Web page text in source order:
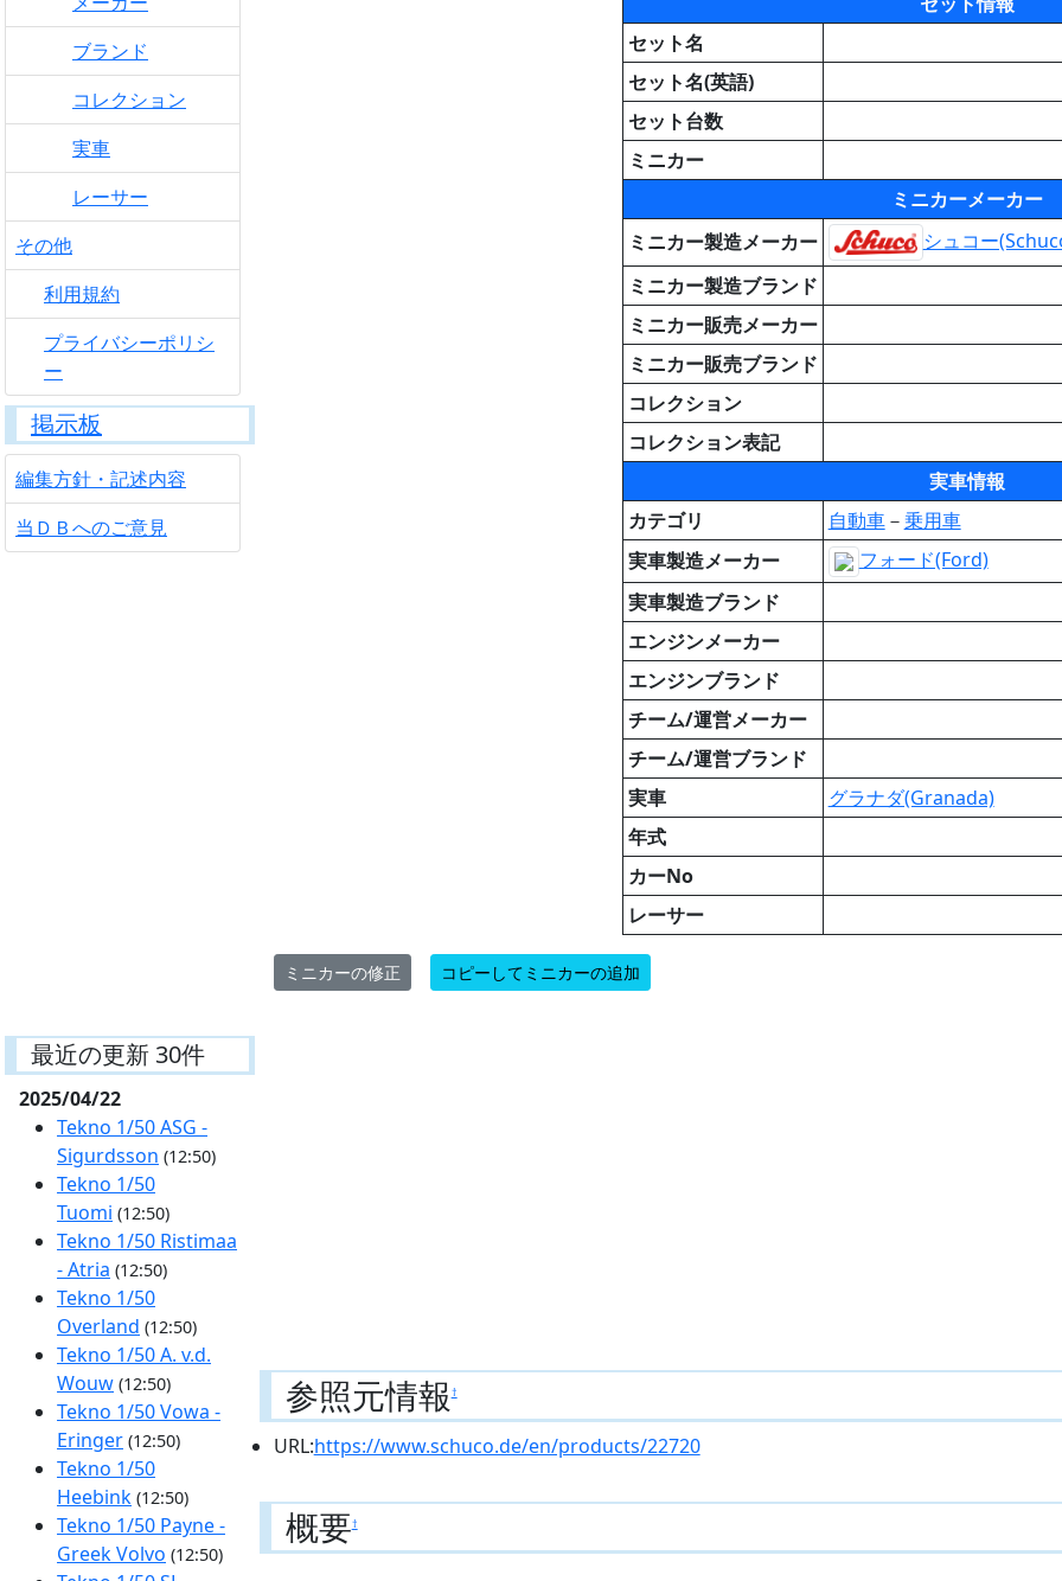
ブランド
コレクション
実車
レーサー
その他
利用規約
プライバシーポリシ
ー
掲示板
編集方針・記述内容
当ＤＢへのご意見
最近の更新 30件
2025/04/22
Tekno 1/50 ASG -
Sigurdsson (12:50)
Tekno 1/50
Tuomi (12:50)
Tekno 1/50 Ristimaa
- Atria (12:50)
Tekno 1/50
Overland (12:50)
Tekno 1/50 A. v.d.
Wouw (12:50)
Tekno 1/50 Vowa -
Eringer (12:50)
Tekno 1/50
Heebink (12:50)
Tekno 1/50 Payne -
Greek Volvo (12:50)
セット名
セット名(英語)
セット台数
ミニカー
ミニカーメーカー
ミニカー製造メーカー
シュコー
ミニカー製造ブランド
ミニカー販売メーカー
ミニカー販売ブランド
コレクション
コレクション表記
実車情報
カテゴリ
自動車－乗用車
実車製造メーカー
フォード(Ford)
実車製造ブランド
エンジンメーカー
エンジンブランド
チーム/運営メーカー
チーム/運営ブランド
実車
グラナダ(Granada)
年式
カーNo
レーサー
ミニカーの修正 コピーしてミニカーの追加
参照元情報†
URL:https://www.schuco.de/en/products/22720
概要†